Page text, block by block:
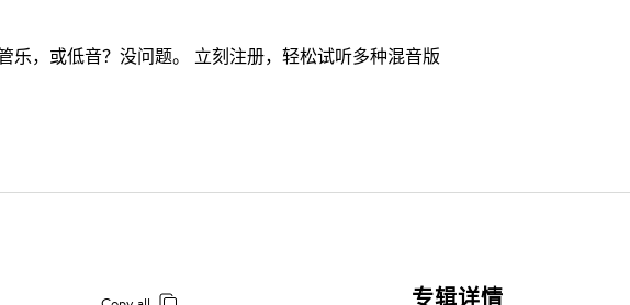
乐，或低音？没问题。 立刻注册，轻松试听多种混音版
专辑详情